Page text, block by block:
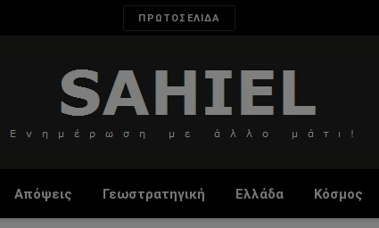
ΠΡΩΤΟΣΕΛΙΔΑ
Απόψεις Γεωστρατηγική Ελλάδα Κόσμος